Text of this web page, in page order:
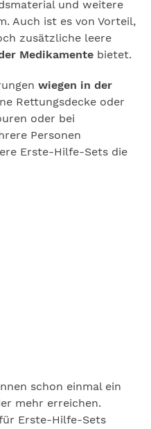
und weitere
Auch ist es von Vorteil,
zusätzliche leere
Medikamente bietet.
wiegen in der
Rettungsdecke oder
oder bei
Personen
Erste-Hilfe-Sets die
schon einmal ein
mehr erreichen.
Erste-Hilfe-Sets